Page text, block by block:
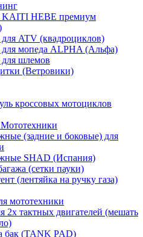
KAITI HEBE премиум
ATV (квадроциклов)
для мопеда ALPHA (Альфа)
шлемов
(Ветровики)
кроссовых мотоциклов
Мототехники
(задние и боковые) для
SHAD (Испания)
(сетки пауки)
(лентяйка на ручку газа)
мототехники
2х тактных двигателей (мешать
бак (TANK PAD)